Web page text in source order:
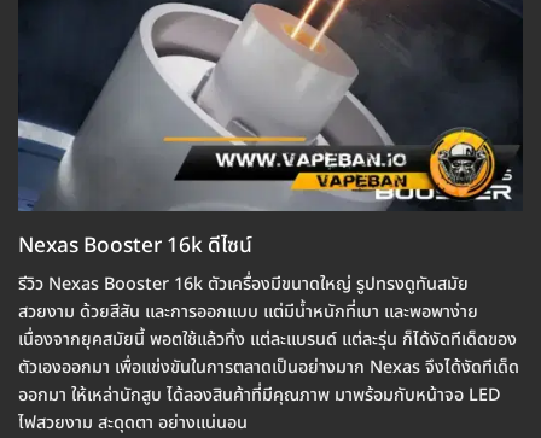
Nexas Booster 16k ดีไซน์
รีวิว Nexas Booster 16k ตัวเครื่องมีขนาดใหญ่ รูปทรงดูทันสมัย
สวยงาม ด้วยสีสัน และการออกแบบ แต่มีน้ำหนักที่เบา และพอพาง่าย
เนื่องจากยุคสมัยนี้ พอตใช้แล้วทิ้ง แต่ละแบรนด์ แต่ละรุ่น ก็ได้งัดทีเด็ดของ
ตัวเองออกมา เพื่อแข่งขันในการตลาดเป็นอย่างมาก Nexas จึงได้งัดทีเด็ด
ออกมา ให้เหล่านักสูบ ได้ลองสินค้าที่มีคุณภาพ มาพร้อมกับหน้าจอ LED
ไฟสวยงาม สะดุดตา อย่างแน่นอน